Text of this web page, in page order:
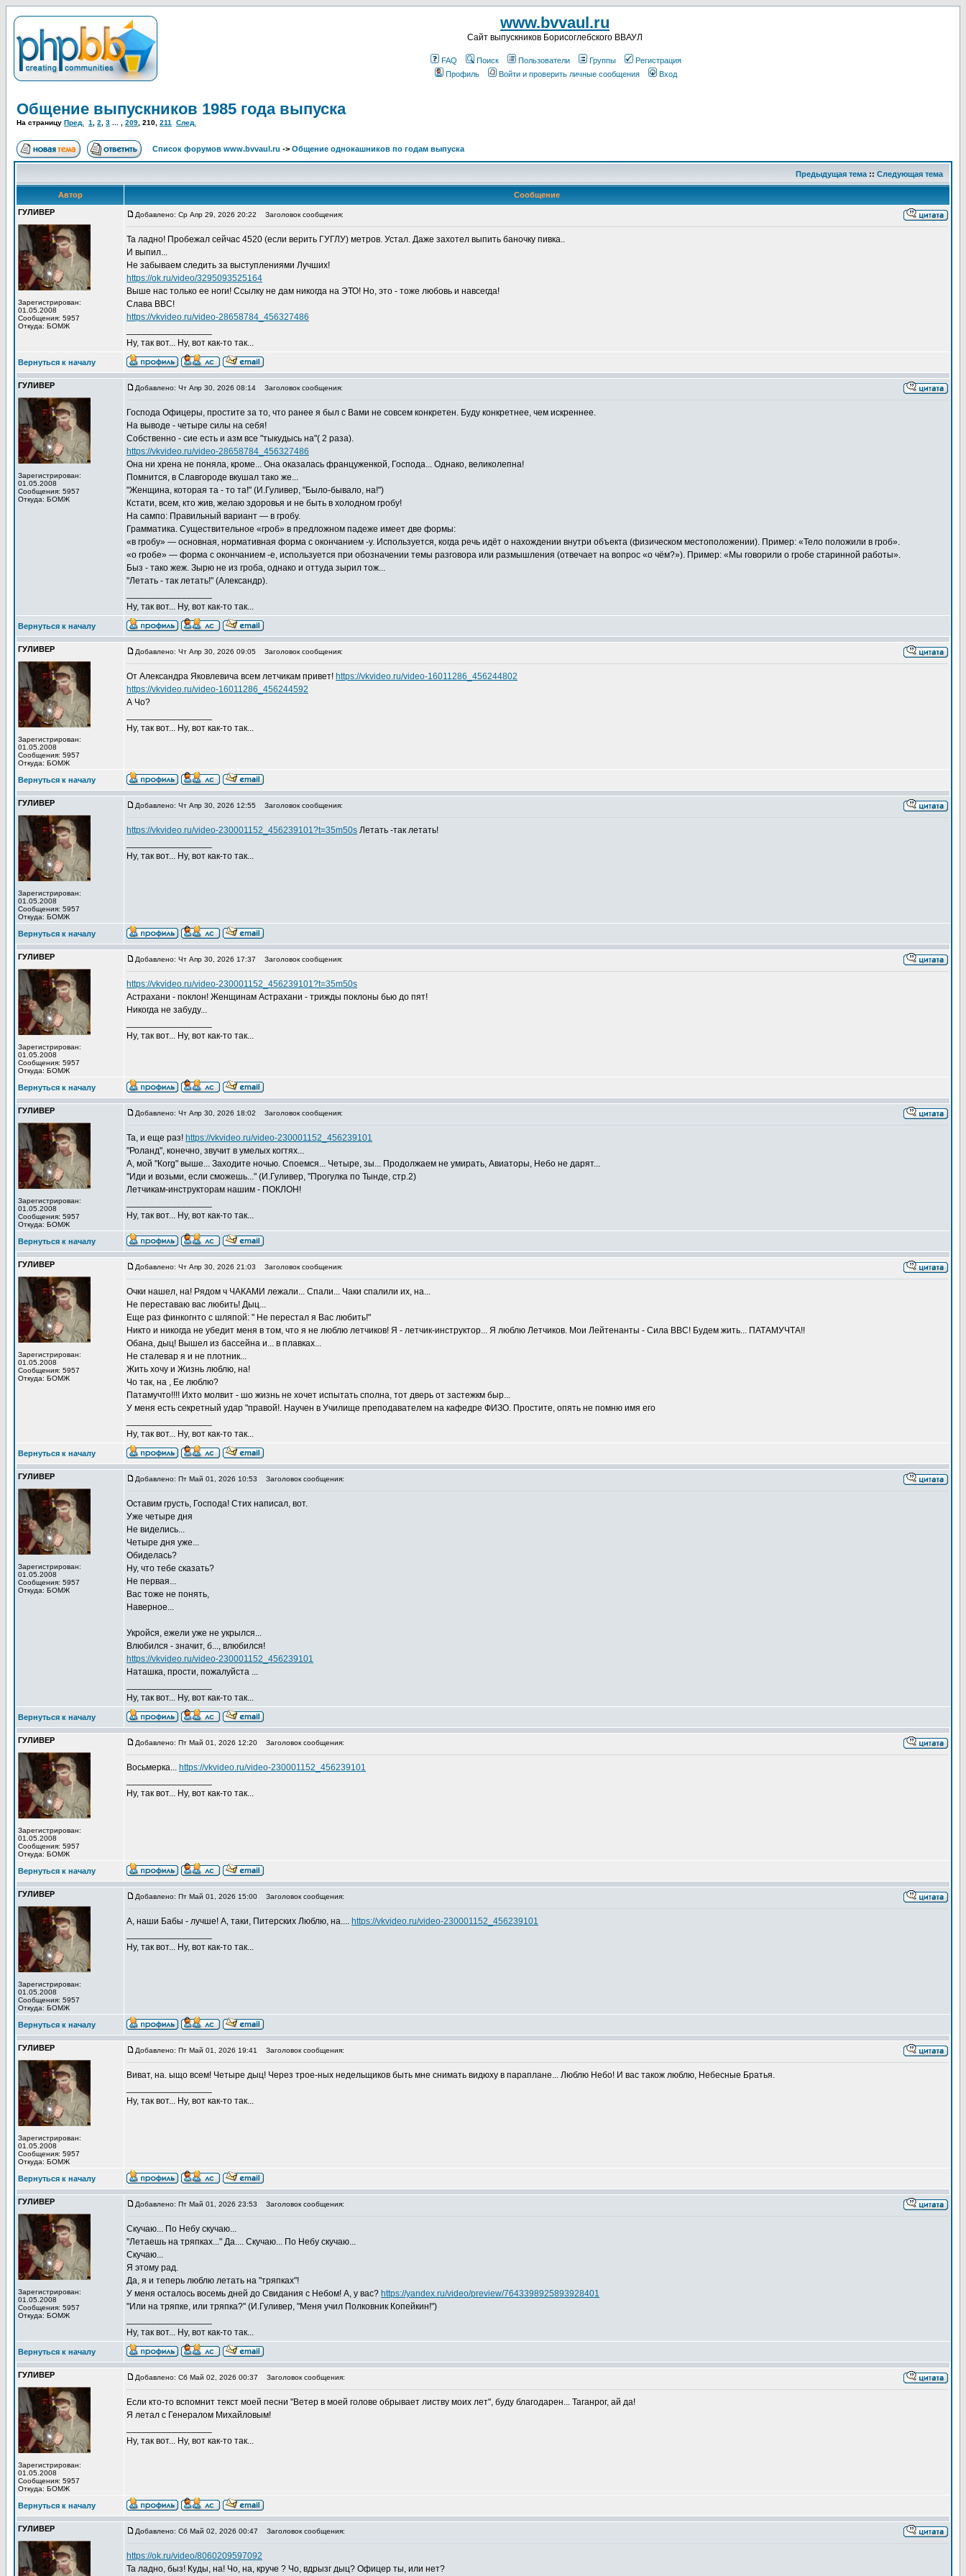
www.bvvaul.ru
Cайт выпускников Борисоглебского ВВАУЛ
FAQ Поиск Пользователи Группы
Регистрация
Профиль
Войти и проверить личные сообщения Вход
Общение выпускников 1985 года выпуска
На страницу Пред. 1 2 3 209 210 211 След.
Список форумов www.bvvaul.ru -> Общение однокашников по годам выпуска
Предыдущая тема :: Следующая тема
Автор
Сообщение
ГУЛИВЕР
Зарегистрирован:
01.05.2008
Сообщения: 5957
Откуда: БОМЖ
Добавлено: Ср Апр 29, 2026 20:22 Заголовок сообщения:
Та ладно! Пробежал сейчас 4520 (если верить ГУГЛУ) метров. Устал. Даже захотел выпить баночку пивка..
И выпил...
Не забываем следить за выступлениями Лучших!
https://ok.ru/video/3295093525164
Выше нас только ее ноги! Ссылку не дам никогда на ЭТО! Но, это - тоже любовь и навсегда!
Слава ВВС!
https://vkvideo.ru/video-28658784_456327486
Ну, так вот... Ну, вот как-то так...
Вернуться к началу
ГУЛИВЕР
Зарегистрирован:
01.05.2008
Сообщения: 5957
Откуда: БОМЖ
Добавлено: Чт Апр 30, 2026 08:14 Заголовок сообщения:
Господа Офицеры, простите за то, что ранее я был с Вами не совсем конкретен. Буду конкретнее, чем искреннее.
На выводе - четыре силы на себя!
Собственно - сие есть и азм все "тыкудысь на"( 2 раза).
https://vkvideo.ru/video-28658784_456327486
Она ни хрена не поняла, кроме... Она оказалась француженкой, Господа... Однако, великолепна!
Помнится, в Славгороде вкушал тако же...
"Женщина, которая та - то та!" (И.Гуливер, "Было-бывало, на!")
Кстати, всем, кто жив, желаю здоровья и не быть в холодном гробу!
На сампо: Правильный вариант — в гробу.
Грамматика. Существительное «гроб» в предложном падеже имеет две формы:
«в гробу» — основная, нормативная форма с окончанием ‑у. Используется, когда речь идёт о нахождении внутри объекта (физическом местоположении). Пример: «Тело положили в гроб».
«о гробе» — форма с окончанием ‑е, используется при обозначении темы разговора или размышления (отвечает на вопрос «о чём?»). Пример: «Мы говорили о гробе старинной работы».
Быз - тако жеж. Зырю не из гроба, однако и оттуда зырил тож...
"Летать - так летать!" (Александр).
Ну, так вот... Ну, вот как-то так...
Вернуться к началу
ГУЛИВЕР
Зарегистрирован:
01.05.2008
Сообщения: 5957
Откуда: БОМЖ
Добавлено: Чт Апр 30, 2026 09:05 Заголовок сообщения:
От Александра Яковлевича всем летчикам привет! https://vkvideo.ru/video-16011286_456244802
https://vkvideo.ru/video-16011286_456244592
А Чо?
Ну, так вот... Ну, вот как-то так...
Вернуться к началу
ГУЛИВЕР
Зарегистрирован:
01.05.2008
Сообщения: 5957
Откуда: БОМЖ
Добавлено: Чт Апр 30, 2026 12:55 Заголовок сообщения:
https://vkvideo.ru/video-230001152_456239101?t=35m50s Летать -так летать!
Ну, так вот... Ну, вот как-то так...
Вернуться к началу
ГУЛИВЕР
Зарегистрирован:
01.05.2008
Сообщения: 5957
Откуда: БОМЖ
Добавлено: Чт Апр 30, 2026 17:37 Заголовок сообщения:
https://vkvideo.ru/video-230001152_456239101?t=35m50s
Астрахани - поклон! Женщинам Астрахани - трижды поклоны бью до пят!
Никогда не забуду...
Ну, так вот... Ну, вот как-то так...
Вернуться к началу
ГУЛИВЕР
Зарегистрирован:
01.05.2008
Сообщения: 5957
Откуда: БОМЖ
Добавлено: Чт Апр 30, 2026 18:02 Заголовок сообщения:
Та, и еще раз! https://vkvideo.ru/video-230001152_456239101
"Роланд", конечно, звучит в умелых когтях...
А, мой "Коrg" выше... Заходите ночью. Споемся... Четыре, зы... Продолжаем не умирать, Авиаторы, Небо не дарят...
"Иди и возьми, если сможешь..." (И.Гуливер, "Прогулка по Тынде, стр.2)
Летчикам-инструкторам нашим - ПОКЛОН!
Ну, так вот... Ну, вот как-то так...
Вернуться к началу
ГУЛИВЕР
Зарегистрирован:
01.05.2008
Сообщения: 5957
Откуда: БОМЖ
Добавлено: Чт Апр 30, 2026 21:03 Заголовок сообщения:
Очки нашел, на! Рядом ч ЧАКАМИ лежали... Спали... Чаки спалили их, на...
Не переставаю вас любить! Дыц...
Еще раз финкогнто с шляпой: " Не перестал я Вас любить!"
Никто и никогда не убедит меня в том, что я не люблю летчиков! Я - летчик-инструктор... Я люблю Летчиков. Мои Лейтенанты - Сила ВВС! Будем жить... ПАТАМУЧТА!!
Обана, дыц! Вышел из бассейна и... в плавках...
Не сталевар я и не плотник...
Жить хочу и Жизнь люблю, на!
Чо так, на , Ее люблю?
Патамучто!!!! Ихто молвит - шо жизнь не хочет испытать сполна, тот дверь от застежкм быр...
У меня есть секретный удар "правой!. Научен в Училище преподавателем на кафедре ФИЗО. Простите, опять не помню имя его
Ну, так вот... Ну, вот как-то так...
Вернуться к началу
ГУЛИВЕР
Зарегистрирован:
01.05.2008
Сообщения: 5957
Откуда: БОМЖ
Добавлено: Пт Май 01, 2026 10:53 Заголовок сообщения:
Оставим грусть, Господа! Стих написал, вот.
Уже четыре дня
Не виделись...
Четыре дня уже...
Обиделась?
Ну, что тебе сказать?
Не первая...
Вас тоже не понять,
Наверное...
Укройся, ежели уже не укрылся...
Влюбился - значит, б..., влюбился!
https://vkvideo.ru/video-230001152_456239101
Наташка, прости, пожалуйста ...
Ну, так вот... Ну, вот как-то так...
Вернуться к началу
ГУЛИВЕР
Зарегистрирован:
01.05.2008
Сообщения: 5957
Откуда: БОМЖ
Добавлено: Пт Май 01, 2026 12:20 Заголовок сообщения:
Восьмерка... https://vkvideo.ru/video-230001152_456239101
Ну, так вот... Ну, вот как-то так...
Вернуться к началу
ГУЛИВЕР
Зарегистрирован:
01.05.2008
Сообщения: 5957
Откуда: БОМЖ
Добавлено: Пт Май 01, 2026 15:00 Заголовок сообщения:
А, наши Бабы - лучше! А, таки, Питерских Люблю, на.... https://vkvideo.ru/video-230001152_456239101
Ну, так вот... Ну, вот как-то так...
Вернуться к началу
ГУЛИВЕР
Зарегистрирован:
01.05.2008
Сообщения: 5957
Откуда: БОМЖ
Добавлено: Пт Май 01, 2026 19:41 Заголовок сообщения:
Виват, на. ыщо всем! Четыре дыц! Через трое-ных недельщиков быть мне снимать видюху в параплане... Люблю Небо! И вас також люблю, Небесные Братья.
Ну, так вот... Ну, вот как-то так...
Вернуться к началу
ГУЛИВЕР
Зарегистрирован:
01.05.2008
Сообщения: 5957
Откуда: БОМЖ
Добавлено: Пт Май 01, 2026 23:53 Заголовок сообщения:
Скучаю... По Небу скучаю...
"Летаешь на тряпках..." Да.... Скучаю... По Небу скучаю...
Скучаю...
Я этому рад.
Да, я и теперь люблю летать на "тряпках"!
У меня осталось восемь дней до Свидания с Небом! А, у вас? https://yandex.ru/video/preview/7643398925893928401
"Или на тряпке, или тряпка?" (И.Гуливер, "Меня учил Полковник Копейкин!")
Ну, так вот... Ну, вот как-то так...
Вернуться к началу
ГУЛИВЕР
Зарегистрирован:
01.05.2008
Сообщения: 5957
Откуда: БОМЖ
Добавлено: Сб Май 02, 2026 00:37 Заголовок сообщения:
Если кто-то вспомнит текст моей песни "Ветер в моей голове обрывает листву моих лет", буду благодарен... Таганрог, ай да!
Я летал с Генералом Михайловым!
Ну, так вот... Ну, вот как-то так...
Вернуться к началу
ГУЛИВЕР Добавлено: Сб Май 02, 2026 00:47 Заголовок сообщения:
https://ok.ru/video/8060209597092
Та ладно, быз! Куды, на! Чо, на, круче ? Чо, вдрызг дыц? Офицер ты, или нет?